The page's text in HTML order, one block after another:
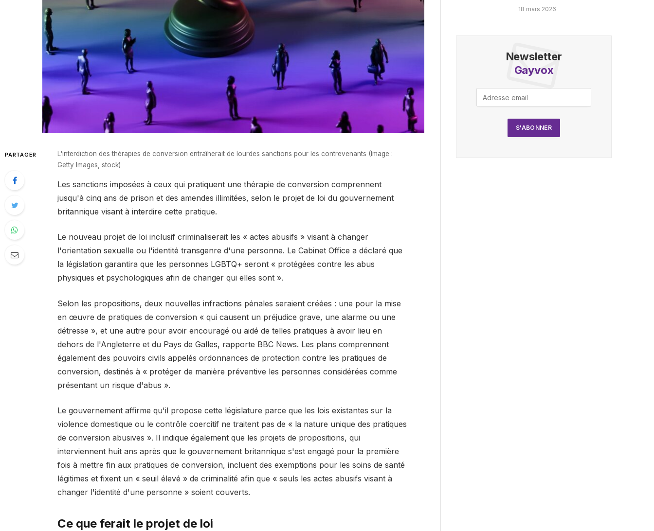
PARTAGER
L'interdiction des thérapies de conversion entraînerait de lourdes sanctions pour les contrevenants (Image :
Getty Images, stock)
Les sanctions imposées à ceux qui pratiquent une thérapie de conversion comprennent
jusqu'à cinq ans de prison et des amendes illimitées, selon le projet de loi du gouvernement
britannique visant à interdire cette pratique.
Le nouveau projet de loi inclusif criminaliserait les « actes abusifs » visant à changer
l'orientation sexuelle ou l'identité transgenre d'une personne. Le Cabinet Office a déclaré que
la législation garantira que les personnes LGBTQ+ seront « protégées contre les abus
physiques et psychologiques afin de changer qui elles sont ».
Selon les propositions, deux nouvelles infractions pénales seraient créées : une pour la mise
en œuvre de pratiques de conversion « qui causent un préjudice grave, une alarme ou une
détresse », et une autre pour avoir encouragé ou aidé de telles pratiques à avoir lieu en
dehors de l'Angleterre et du Pays de Galles, rapporte BBC News. Les plans comprennent
également des pouvoirs civils appelés ordonnances de protection contre les pratiques de
conversion, destinés à « protéger de manière préventive les personnes considérées comme
présentant un risque d'abus ».
Le gouvernement affirme qu'il propose cette législature parce que les lois existantes sur la
violence domestique ou le contrôle coercitif ne traitent pas de « la nature unique des pratiques
de conversion abusives ». Il indique également que les projets de propositions, qui
interviennent huit ans après que le gouvernement britannique s'est engagé pour la première
fois à mettre fin aux pratiques de conversion, incluent des exemptions pour les soins de santé
légitimes et fixent un « seuil élevé » de criminalité afin que « seuls les actes abusifs visant à
changer l'identité d'une personne » soient couverts.
Ce que ferait le projet de loi
18 mars 2026
Newsletter
Gayvox